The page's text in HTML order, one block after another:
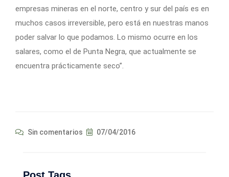
empresas mineras en el norte, centro y sur del país es en
muchos casos irreversible, pero está en nuestras manos
poder salvar lo que podamos. Lo mismo ocurre en los
salares, como el de Punta Negra, que actualmente se
encuentra prácticamente seco”.
Sin comentarios 07/04/2016